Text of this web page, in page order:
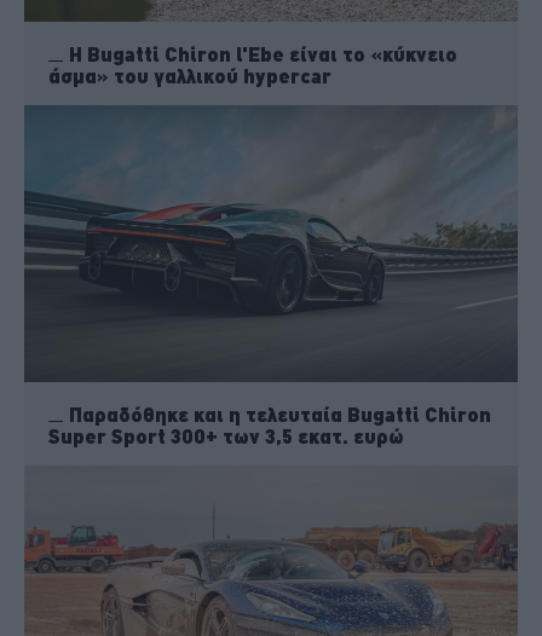
H Bugatti Chiron l'Ebe είναι το «κύκνειο
άσμα» του γαλλικού hypercar
Παραδόθηκε και η τελευταία Bugatti Chiron
Super Sport 300+ των 3,5 εκατ. ευρώ